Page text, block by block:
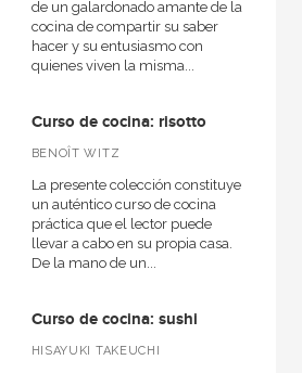
de un galardonado amante de la
cocina de compartir su saber
hacer y su entusiasmo con
quienes viven la misma...
Curso de cocina: risotto
BENOÎT WITZ
La presente colección constituye
un auténtico curso de cocina
práctica que el lector puede
llevar a cabo en su propia casa.
De la mano de un...
Curso de cocina: sushi
HISAYUKI TAKEUCHI